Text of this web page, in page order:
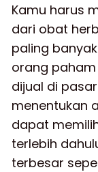
Kamu harus
dari obat
paling
orang
dijual di
menentukan
dapat
terlebih
terbesar